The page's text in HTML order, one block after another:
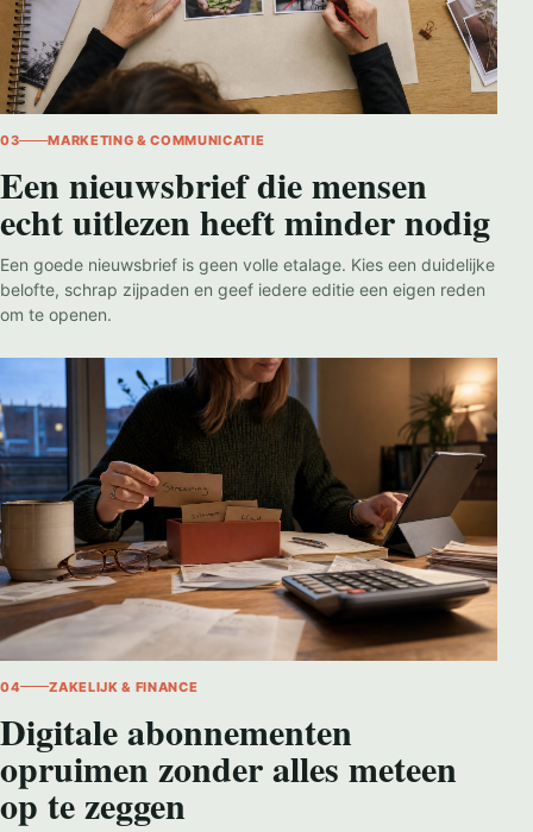
03 MARKETING & COMMUNICATIE
Een nieuwsbrief die mensen
echt uitlezen heeft minder nodig
Een goede nieuwsbrief is geen volle etalage. Kies een duidelijke
belofte, schrap zijpaden en geef iedere editie een eigen reden
om te openen.
04 ZAKELIJK & FINANCE
Digitale abonnementen
opruimen zonder alles meteen
op te zeggen